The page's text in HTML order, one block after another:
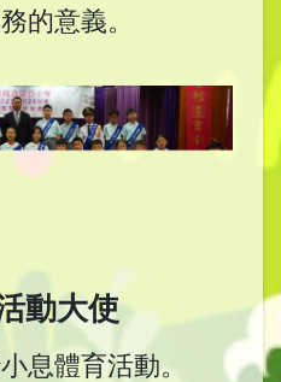
的意義。
動大使
息體育活動。